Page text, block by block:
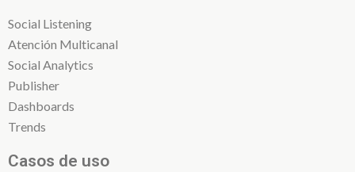
Social Listening
Atención Multicanal
Social Analytics
Publisher
Dashboards
Trends
Casos de uso